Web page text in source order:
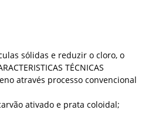
sólidas e reduzir o cloro, o
TÉCNICAS
através processo convencional
ativado e prata coloidal;